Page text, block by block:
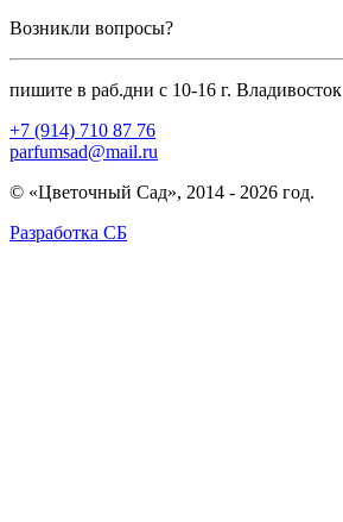
Возникли вопросы?
пишите в раб.дни с 10-16 г. Владивосток
+7 (914) 710 87 76
parfumsad@mail.ru
© «Цветочный Сад», 2014 - 2026 год.
Разработка СБ